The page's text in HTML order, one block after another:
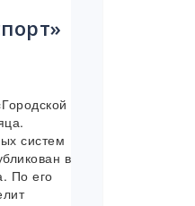
систем
в
По его